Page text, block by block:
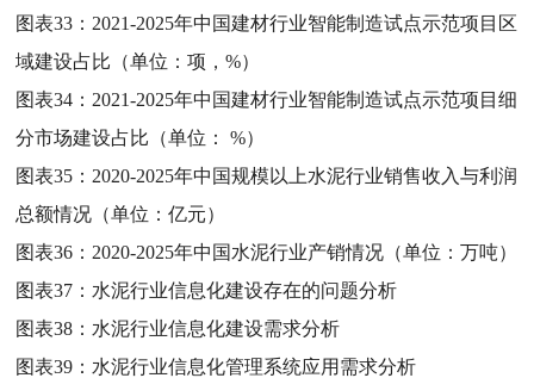
图表33： 2021-2025年中国建材行业智能制造试点示范项目区
域建设占比（单位：项，%）
图表34： 2021-2025年中国建材行业智能制造试点示范项目细
分市场建设占比（单位： %）
图表35： 2020-2025年中国规模以上水泥行业销售收入与利润
总额情况（单位：亿元）
图表36： 2020-2025年中国水泥行业产销情况（单位：万吨）
图表37： 水泥行业信息化建设存在的问题分析
图表38： 水泥行业信息化建设需求分析
图表39： 水泥行业信息化管理系统应用需求分析